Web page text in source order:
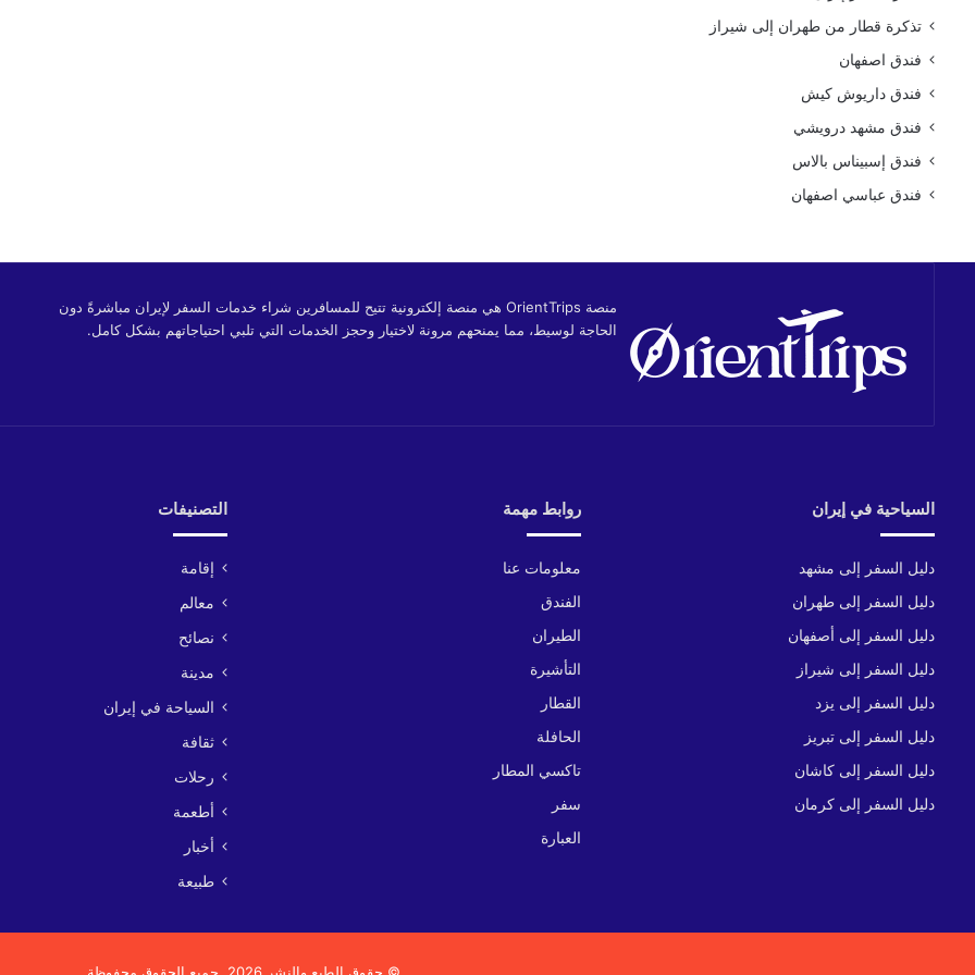
تذكرة قطار من طهران إلى شيراز
فندق اصفهان
فندق داريوش كيش
فندق مشهد درويشي
فندق إسبيناس بالاس
فندق عباسي اصفهان
منصة OrientTrips هي منصة إلكترونية تتيح للمسافرين شراء خدمات السفر لإيران مباشرةً دون
الحاجة لوسيط، مما يمنحهم مرونة لاختيار وحجز الخدمات التي تلبي احتياجاتهم بشكل كامل.
السياحية في إيران
دليل السفر إلى مشهد
دليل السفر إلى طهران
دليل السفر إلى أصفهان
دليل السفر إلى شيراز
دليل السفر إلى يزد
دليل السفر إلى تبريز
دليل السفر إلى كاشان
دليل السفر إلى كرمان
روابط مهمة
معلومات عنا
الفندق
الطيران
التأشيرة
القطار
الحافلة
تاكسي المطار
سفر
العبارة
التصنيفات
إقامة
معالم
نصائح
مدينة
السياحة في إيران
ثقافة
رحلات
أطعمة
أخبار
طبيعة